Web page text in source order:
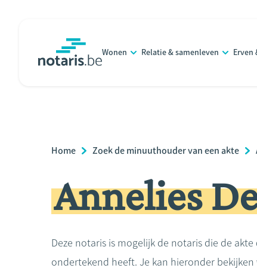
Wonen Relatie & samenleven Erven
Breadcrumb
Home Zoek de minuuthouder van een akte
Annelies
Deze notaris is mogelijk de notaris die de akte
ondertekend heeft. Je kan hieronder bekijken